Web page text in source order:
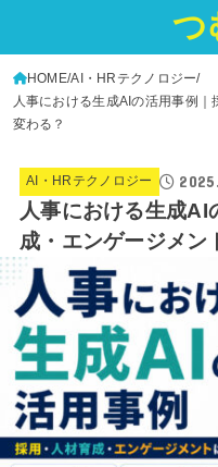
つ
HOME AI・HRテクノロジー
人事における生成AIの活用事例
変わる？
AI・HRテクノロジー
人事における生成AI
成・エンゲージメン